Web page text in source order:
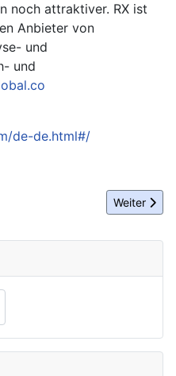
noch attraktiver. RX ist
Anbieter von
und
und
de-de.html#/
Board: Priyanka Blah wird
Nächster
Weiter